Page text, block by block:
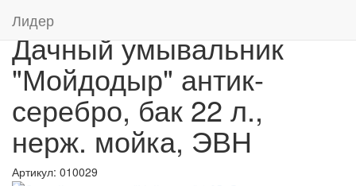
Лидер
Дачный умывальник
"Мойдодыр" антик-
серебро, бак 22 л.,
нерж. мойка, ЭВН
Артикул: 010029